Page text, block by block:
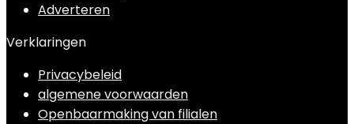
Adverteren
Verklaringen
Privacybeleid
algemene voorwaarden
Openbaarmaking van filialen